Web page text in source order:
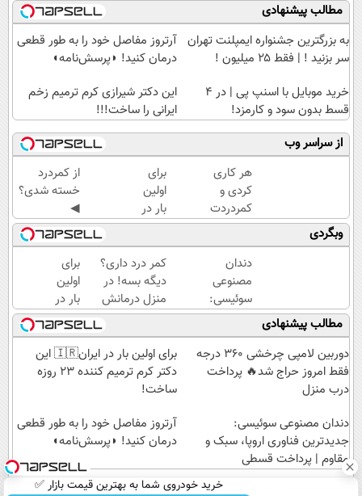
مطالب پیشنهادی
به بزرگترین جشنواره ایمپلنت تهران
سر بزنید ! | فقط ۲۵ میلیون !
آرتروز مفاصل خود را به طور قطعی
درمان کنید! ◗پرسش‌نامه◖
خرید موبایل با اسنپ پی | در ۴
قسط بدون سود و کارمزد!
این دکتر شیرازی کرم ترمیم زخم
ایرانی را ساخت!!!
از سراسر وب
هر کاری
کردی و
کمردردت
درمان
نشد؟ پر
کردن
پرسشنامه
و دریافت
راه حل
برای
اولین
بار در
ایران
🇮🇷
این
دکتر
کرم
ترمیم
کننده
23
روزه
ساخت!
از کمردرد
خسته شدی؟
◀
پرسش‌نامه
رو پر کن، راه
درمان
همین‌جاست.
وبگردی
دندان
مصنوعی
سوئیسی:
جدیدترین
فناوری
اروپا،
سبک و
قسطی
کمر درد داری؟
دیگه بسه! در
منزل درمانش
کن
(◀پرسش‌نامه)
برای
اولین
بار در
ایران
🇮🇷
این
دکتر
کننده
23
روزه
ساخت!
مطالب پیشنهادی
دوربین لامپی چرخشی 360 درجه
فقط امروز حراج شد🔥 پرداخت
درب منزل
برای اولین بار در ایران🇮🇷 این
دکتر کرم ترمیم کننده 23 روزه
ساخت!
دندان مصنوعی سوئیسی:
جدیدترین فناوری اروپا، سبک و
مقاوم | پرداخت قسطی
آرتروز مفاصل خود را به طور قطعی
درمان کنید! ◗پرسش‌نامه◖
خرید خودروی شما به بهترین قیمت بازار ✅